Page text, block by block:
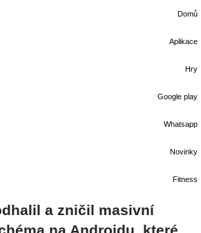
Domů
Aplikace
Hry
Google play
Whatsapp
Novinky
Fitness
a zničil masivní